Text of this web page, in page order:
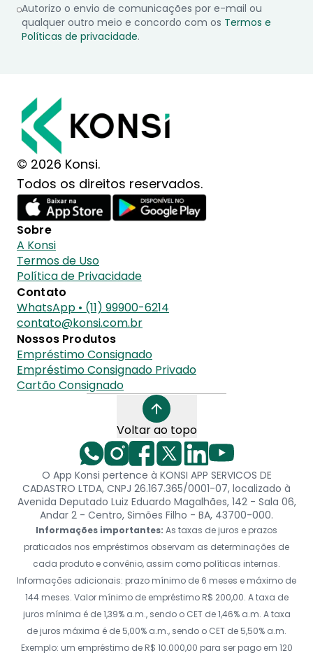
Autorizo o envio de comunicações por e-mail ou
qualquer outro meio e concordo com os Termos e
Políticas de privacidade.
© 2026 Konsi.
Todos os direitos reservados.
Sobre
A Konsi
Termos de Uso
Política de Privacidade
Contato
WhatsApp • (11) 99900-6214
contato@konsi.com.br
Nossos Produtos
Empréstimo Consignado
Empréstimo Consignado Privado
Cartão Consignado
Voltar ao topo
O App Konsi pertence à KONSI APP SERVICOS DE
CADASTRO LTDA, CNPJ 26.167.365/0001-07, localizado à
Avenida Deputado Luiz Eduardo Magalhães, 142 - Sala 06,
Andar 2 - Centro, Simões Filho - BA, 43700-000.
Informações importantes: As taxas de juros e prazos
praticados nos empréstimos observam as determinações de
cada produto e convênio, assim como políticas internas.
Informações adicionais: prazo mínimo de 6 meses e máximo de
144 meses. Valor mínimo de empréstimo R$ 200,00. A taxa de
juros mínima é de 1,39% a.m., sendo o CET de 1,46% a.m. A taxa
de juros máxima é de 5,00% a.m., sendo o CET de 5,50% a.m.
Exemplo: um empréstimo de R$ 10.000,00 para ser pago em 120